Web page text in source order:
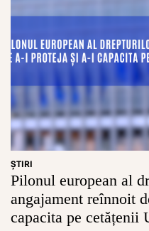
ŞTIRI
Pilonul european al
angajament reînnoit
capacita pe cetățenii